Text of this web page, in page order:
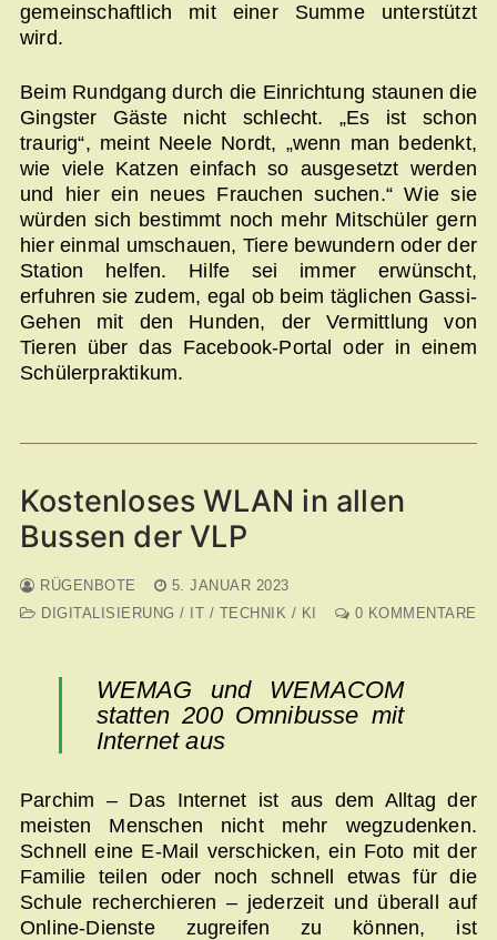
gemeinschaftlich mit einer Summe unterstützt
wird.
Beim Rundgang durch die Einrichtung staunen die
Gingster Gäste nicht schlecht. „Es ist schon
traurig“, meint Neele Nordt, „wenn man bedenkt,
wie viele Katzen einfach so ausgesetzt werden
und hier ein neues Frauchen suchen.“ Wie sie
würden sich bestimmt noch mehr Mitschüler gern
hier einmal umschauen, Tiere bewundern oder der
Station helfen. Hilfe sei immer erwünscht,
erfuhren sie zudem, egal ob beim täglichen Gassi-
Gehen mit den Hunden, der Vermittlung von
Tieren über das Facebook-Portal oder in einem
Schülerpraktikum.
Kostenloses WLAN in allen
Bussen der VLP
RÜGENBOTE
5. JANUAR 2023
DIGITALISIERUNG / IT / TECHNIK / KI
0 KOMMENTARE
WEMAG und WEMACOM
statten 200 Omnibusse mit
Internet aus
Parchim – Das Internet ist aus dem Alltag der
meisten Menschen nicht mehr wegzudenken.
Schnell eine E-Mail verschicken, ein Foto mit der
Familie teilen oder noch schnell etwas für die
Schule recherchieren – jederzeit und überall auf
Online-Dienste zugreifen zu können, ist